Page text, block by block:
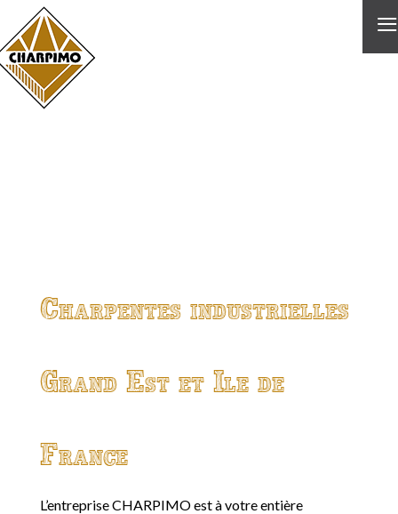
≡
Charpentes industrielles
Grand Est et Ile de
France
L’entreprise CHARPIMO est à votre entière